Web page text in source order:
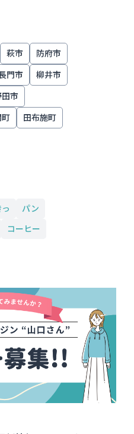
萩市 防府市
門市 柳井市
田市
町 田布施町
パン
コーヒー